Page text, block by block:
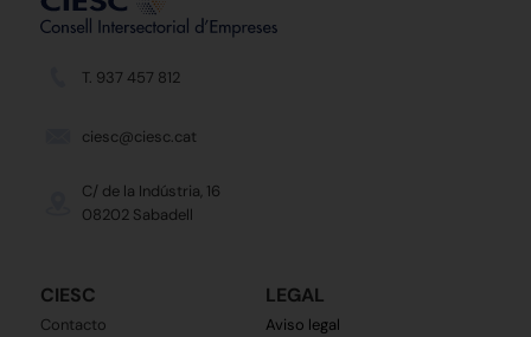
T. 937 457 812
ciesc@ciesc.cat
C/ de la Indústria, 16
08202 Sabadell
CIESC
Contacto
LEGAL
Aviso legal